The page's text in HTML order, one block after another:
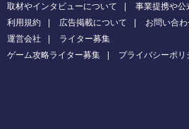
取材やインタビューについて
事業提携や公
利用規約
広告掲載について お問い合
運営会社
ライター募集
ゲーム攻略ライター募集
プライバシーポリ